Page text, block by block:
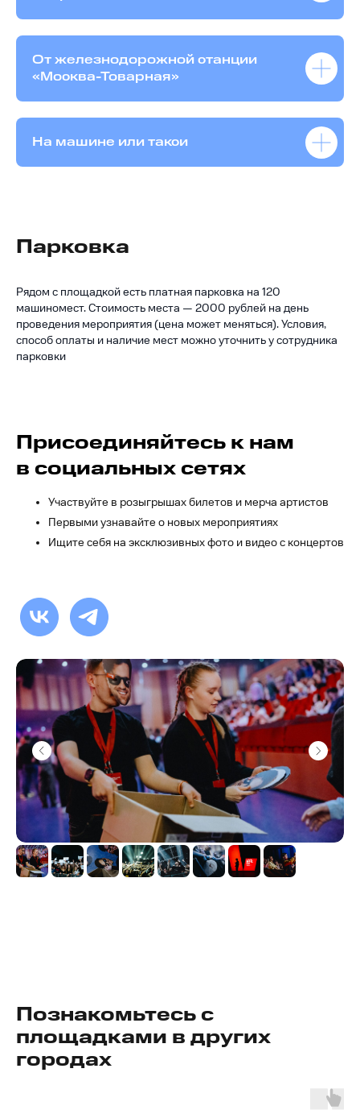
От железнодорожной станции
«Москва-Товарная»
На машине или такси
Парковка
Рядом с площадкой есть платная парковка на 120
машиномест. Стоимость места — 2000 рублей на день
проведения мероприятия (цена может меняться). Условия,
способ оплаты и наличие мест можно уточнить у сотрудника
парковки
Присоединяйтесь к нам
в социальных сетях
Участвуйте в розыгрышах билетов и мерча артистов
Первыми узнавайте о новых мероприятиях
Ищите себя на эксклюзивных фото и видео с концертов
Познакомьтесь с
площадками в других
городах